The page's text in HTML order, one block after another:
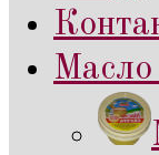
Масло